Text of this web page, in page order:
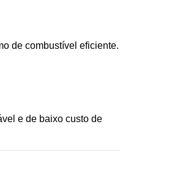
de combustível eficiente.
e de baixo custo de